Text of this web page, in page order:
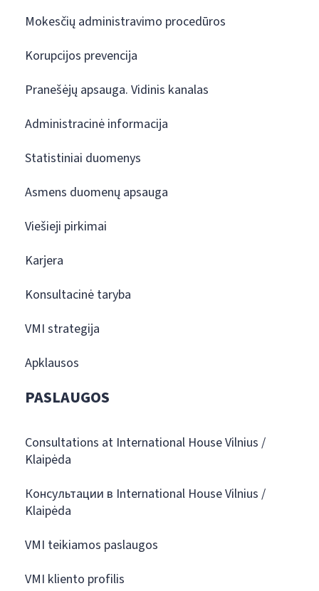
Mokesčių administravimo procedūros
Korupcijos prevencija
Pranešėjų apsauga. Vidinis kanalas
Administracinė informacija
Statistiniai duomenys
Asmens duomenų apsauga
Viešieji pirkimai
Karjera
Konsultacinė taryba
VMI strategija
Apklausos
PASLAUGOS
Consultations at International House Vilnius /
Klaipėda
Консультации в International House Vilnius /
Klaipėda
VMI teikiamos paslaugos
VMI kliento profilis